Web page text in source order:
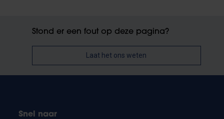
Stond er een fout op deze pagina?
Laat het ons weten
Snel naar